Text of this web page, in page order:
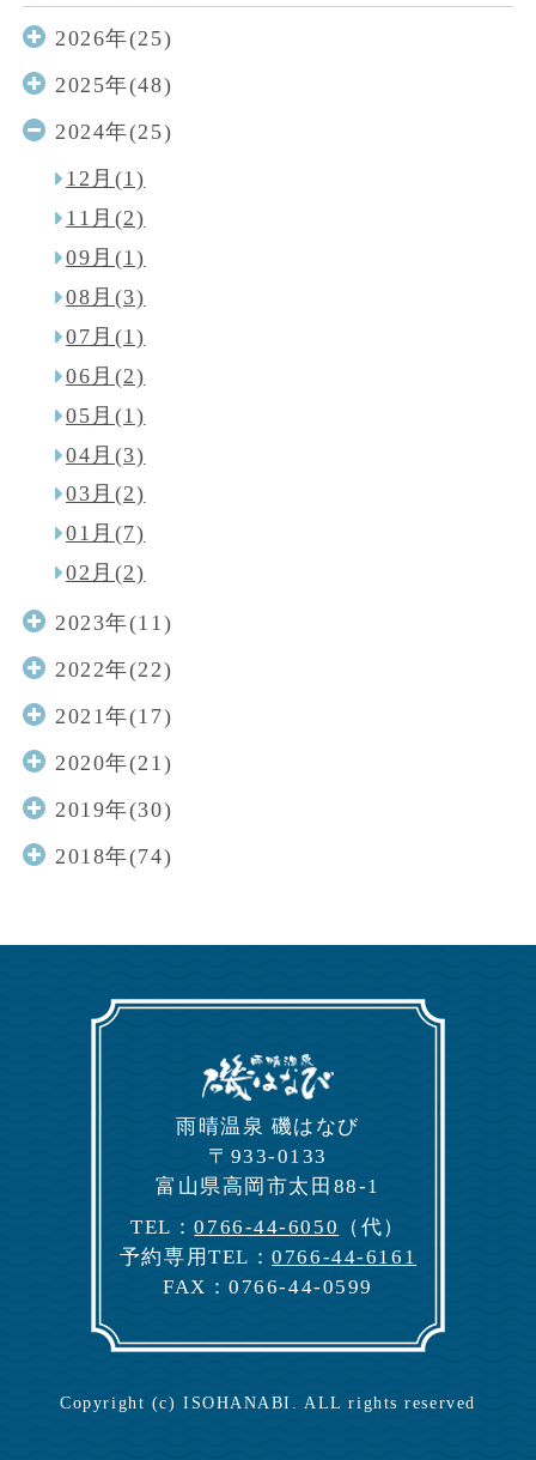
2026年(25)
2025年(48)
2024年(25)
12月(1)
11月(2)
09月(1)
08月(3)
07月(1)
06月(2)
05月(1)
04月(3)
03月(2)
01月(7)
02月(2)
2023年(11)
2022年(22)
2021年(17)
2020年(21)
2019年(30)
2018年(74)
⾬晴温泉 磯はなび
〒933-0133
富⼭県⾼岡市太⽥88-1
TEL：0766-44-6050
（代）
予約専⽤TEL：0766-44-6161
FAX：0766-44-0599
Copyright (c) ISOHANABI. ALL rights reserved